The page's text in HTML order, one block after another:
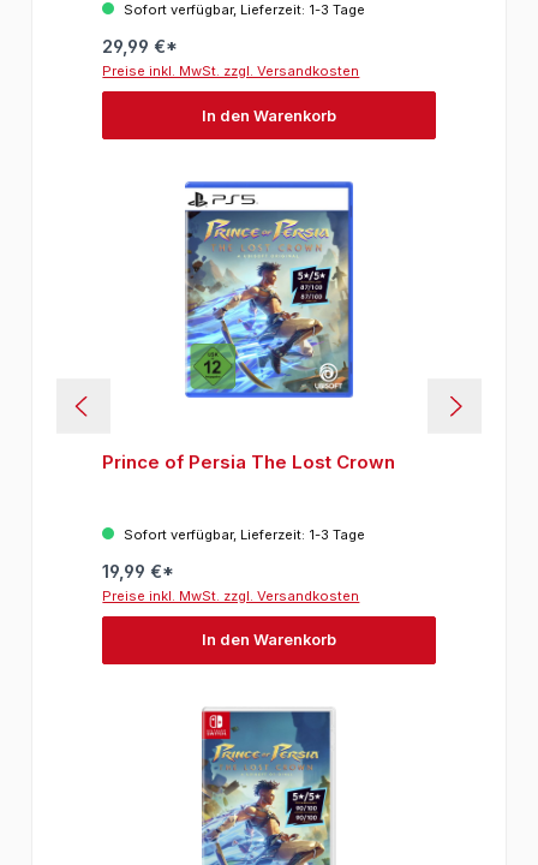
Sofort verfügbar, Lieferzeit: 1-3 Tage
29,99 €*
Preise inkl. MwSt. zzgl. Versandkosten
In den Warenkorb
Prince of Persia The Lost Crown
Sofort verfügbar, Lieferzeit: 1-3 Tage
19,99 €*
Preise inkl. MwSt. zzgl. Versandkosten
In den Warenkorb